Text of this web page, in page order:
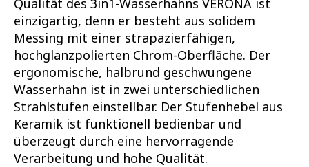
Qualität des 3in1-Wasserhahns VERONA ist
einzigartig, denn er besteht aus solidem
Messing mit einer strapazierfähigen,
hochglanzpolierten Chrom-Oberfläche. Der
ergonomische, halbrund geschwungene
Wasserhahn ist in zwei unterschiedlichen
Strahlstufen einstellbar. Der Stufenhebel aus
Keramik ist funktionell bedienbar und
überzeugt durch eine hervorragende
Verarbeitung und hohe Qualität.